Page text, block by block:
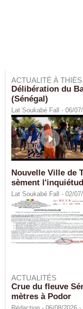
ACTUALITÉ À THIÈS
Délibération du
(Sénégal)
Lat Soukabé Fall - 06/
Nouvelle Ville de
sèment
Lat Soukabé Fall - 02/
ACTUALITÉS
Crue du fleuve
mètres à Podor